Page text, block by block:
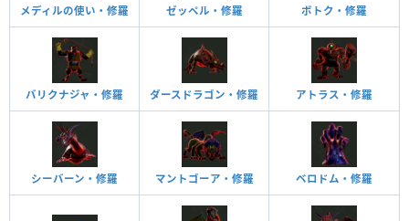
メディルの使い・修羅 ゼッペル・修羅 ボトク・修羅
バリクナジャ・修羅 ダースドラゴン・修羅 アトラス・修羅
シーバーン・修羅 マントゴーア・修羅 ベロドム・修羅